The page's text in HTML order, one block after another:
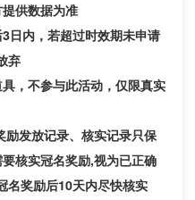
供数据为准
日内，若超过时效期未申请
弃
，不参与此活动，仅限真实
励发放记录、核实记录只保
核实冠名奖励,视为已正确
名奖励后10天内尽快核实